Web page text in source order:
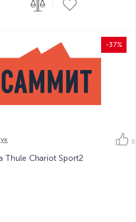
-37%
0
Thule Chariot Sport2